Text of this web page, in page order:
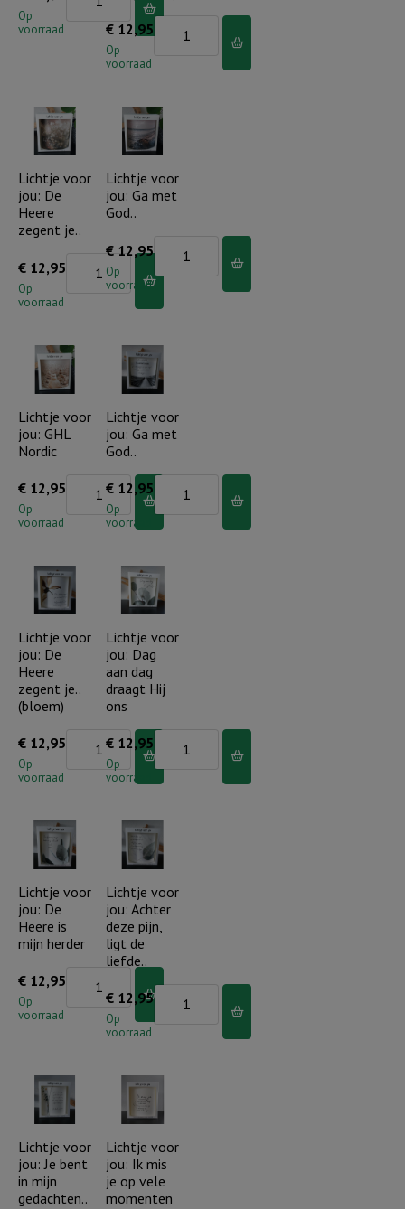
Op
voorraad
aantal
€ 12,95
Op
voorraad
Lichtje
aan
dag
draagt
Hij
aantal
Lichtje voor
jou: De
Heere
zegent je..
€ 12,95
Op
voorraad
Lichtje
Heere
zegent
je..
aantal
Lichtje voor
jou: Ga met
God..
€ 12,95
Op
voorraad
Lichtje
voor
met
God..
aantal
Lichtje voor
jou: GHL
Nordic
€ 12,95
Op
voorraad
Lichtje
Nordic
aantal
Lichtje voor
jou: Ga met
God..
€ 12,95
Op
voorraad
voor
jou:
met
God..
aantal
Lichtje voor
jou: De
Heere
zegent je..
(bloem)
€ 12,95
Op
voorraad
Lichtje
Heere
zegent
je..
(bloem)
aantal
Lichtje voor
jou: Dag
aan dag
draagt Hij
ons
€ 12,95
Op
voorraad
voor
jou:
aan
dag
draagt
Hij
ons
Lichtje voor
jou: De
Heere is
mijn herder
€ 12,95
Op
voorraad
Heere
is
mijn
herder
aantal
Lichtje voor
jou: Achter
deze pijn,
ligt de
liefde..
€ 12,95
Op
voorraad
Lichtje
voor
pijn,
ligt
de
liefde..
Lichtje voor
jou: Je bent
in mijn
gedachten..
Lichtje voor
jou: Ik mis
je op vele
momenten